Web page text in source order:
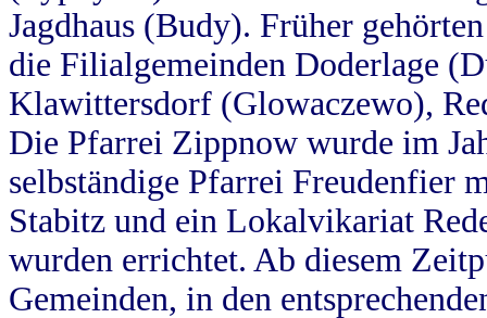
Jagdhaus (Budy). Früher
die Filialgemeinden Doderlage
Klawittersdorf (Glowaczewo),
Die Pfarrei Zippnow wurde im
selbständige Pfarrei Freudenfier
Stabitz und ein Lokalvikariat
wurden errichtet. Ab diesem
Gemeinden, in den